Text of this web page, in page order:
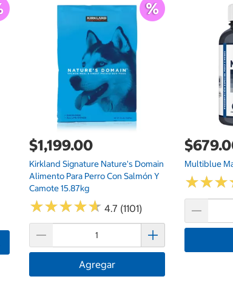
$1,199.00
Kirkland Signature Nature's Domain
Alimento Para Perro Con Salmón Y
Camote 15.87kg
★★★★★
★★★★★ 4.7 (1101)
Agregar
Multiblue
★★★
★★★